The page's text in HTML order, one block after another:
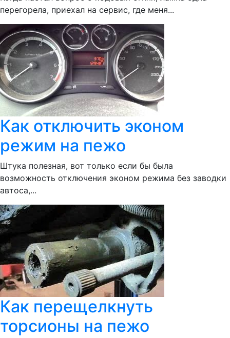
перегорела, приехал на сервис, где меня...
Как отключить эконом
режим на пежо
Штука полезная, вот только если бы была
возможность отключения эконом режима без заводки
автоса,...
Как перещелкнуть
торсионы на пежо